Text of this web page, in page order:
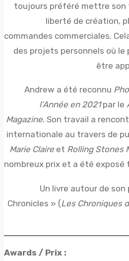
toujours préféré mettre son
liberté de création,
commandes commerciales.
des projets personnels où
être
Andrew a été reconnu
l’Année en 2021par le
Magazine. Son travail a
internationale au travers de
Marie Claire et Rolling Stones
nombreux prix et a été
Un livre autour de
Chronicles » (Les Chroniques
Awards / Prix :